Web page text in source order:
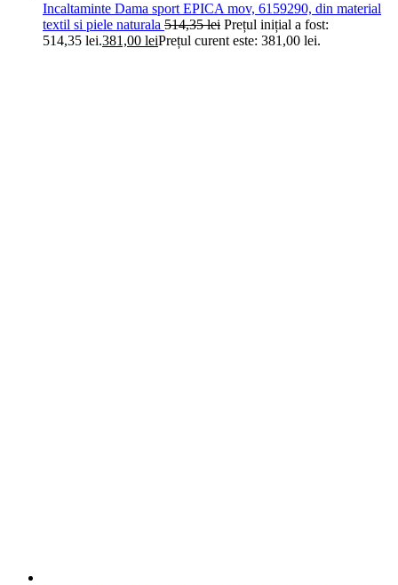
Incaltaminte Dama sport EPICA mov, 6159290, din material
textil si piele naturala 514,35lei Prețul inițial a fost:
514,35 lei.381,00 leiPrețul curent este: 381,00 lei.